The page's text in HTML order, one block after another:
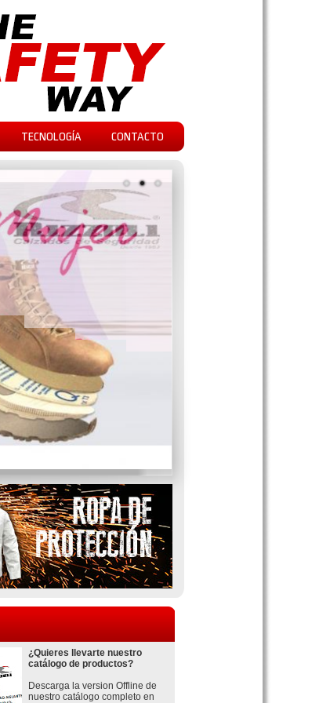
TECNOLOGÍA CONTACTO
¿Quieres llevarte nuestro
catálogo de productos?
Descarga la version Offline de
nuestro catálogo completo en